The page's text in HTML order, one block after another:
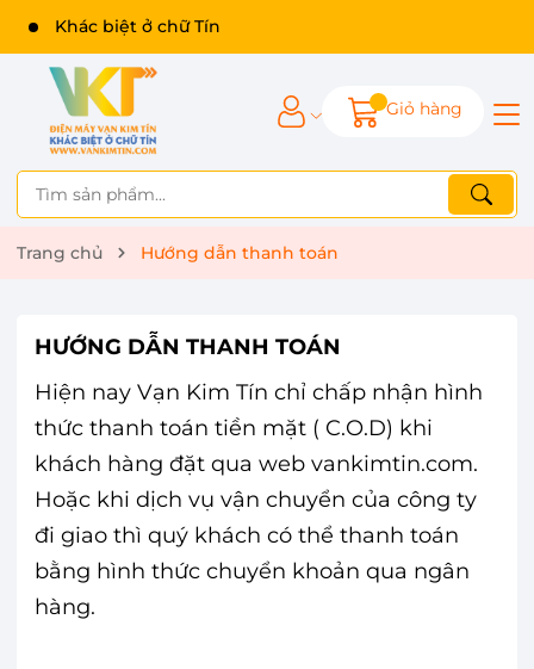
Khác biệt ở chữ Tín
Giỏ hàng
Trang chủ Hướng dẫn thanh toán
HƯỚNG DẪN THANH TOÁN
Hiện nay Vạn Kim Tín chỉ chấp nhận hình
thức thanh toán tiền mặt ( C.O.D) khi
khách hàng đặt qua web vankimtin.com.
Hoặc khi dịch vụ vận chuyển của công ty
đi giao thì quý khách có thể thanh toán
bằng hình thức chuyển khoản qua ngân
hàng.